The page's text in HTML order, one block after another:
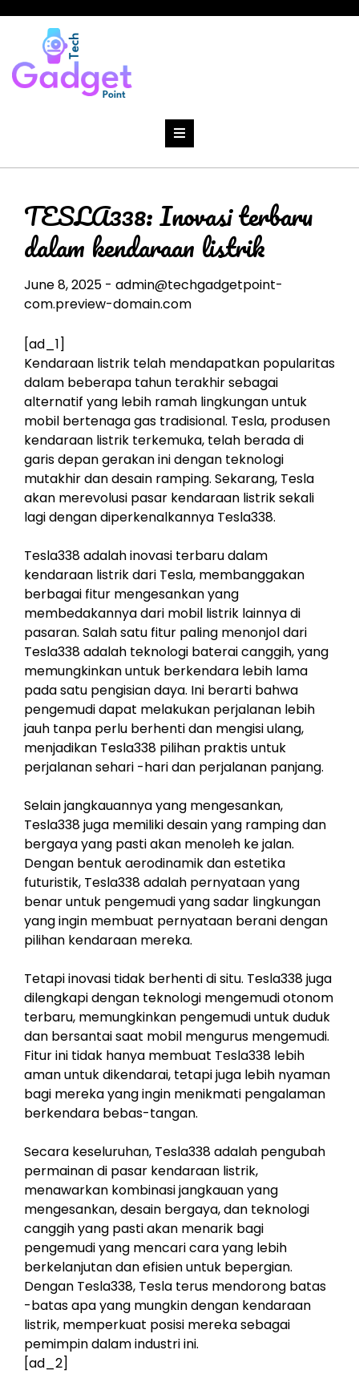
content
TESLA338: Inovasi terbaru
dalam kendaraan listrik
June 8, 2025 - admin@techgadgetpoint-
com.preview-domain.com
[ad_1]
Kendaraan listrik telah mendapatkan popularitas
dalam beberapa tahun terakhir sebagai
alternatif yang lebih ramah lingkungan untuk
mobil bertenaga gas tradisional. Tesla, produsen
kendaraan listrik terkemuka, telah berada di
garis depan gerakan ini dengan teknologi
mutakhir dan desain ramping. Sekarang, Tesla
akan merevolusi pasar kendaraan listrik sekali
lagi dengan diperkenalkannya Tesla338.
Tesla338 adalah inovasi terbaru dalam
kendaraan listrik dari Tesla, membanggakan
berbagai fitur mengesankan yang
membedakannya dari mobil listrik lainnya di
pasaran. Salah satu fitur paling menonjol dari
Tesla338 adalah teknologi baterai canggih, yang
memungkinkan untuk berkendara lebih lama
pada satu pengisian daya. Ini berarti bahwa
pengemudi dapat melakukan perjalanan lebih
jauh tanpa perlu berhenti dan mengisi ulang,
menjadikan Tesla338 pilihan praktis untuk
perjalanan sehari -hari dan perjalanan panjang.
Selain jangkauannya yang mengesankan,
Tesla338 juga memiliki desain yang ramping dan
bergaya yang pasti akan menoleh ke jalan.
Dengan bentuk aerodinamik dan estetika
futuristik, Tesla338 adalah pernyataan yang
benar untuk pengemudi yang sadar lingkungan
yang ingin membuat pernyataan berani dengan
pilihan kendaraan mereka.
Tetapi inovasi tidak berhenti di situ. Tesla338 juga
dilengkapi dengan teknologi mengemudi otonom
terbaru, memungkinkan pengemudi untuk duduk
dan bersantai saat mobil mengurus mengemudi.
Fitur ini tidak hanya membuat Tesla338 lebih
aman untuk dikendarai, tetapi juga lebih nyaman
bagi mereka yang ingin menikmati pengalaman
berkendara bebas-tangan.
Secara keseluruhan, Tesla338 adalah pengubah
permainan di pasar kendaraan listrik,
menawarkan kombinasi jangkauan yang
mengesankan, desain bergaya, dan teknologi
canggih yang pasti akan menarik bagi
pengemudi yang mencari cara yang lebih
berkelanjutan dan efisien untuk bepergian.
Dengan Tesla338, Tesla terus mendorong batas
-batas apa yang mungkin dengan kendaraan
listrik, memperkuat posisi mereka sebagai
pemimpin dalam industri ini.
[ad_2]